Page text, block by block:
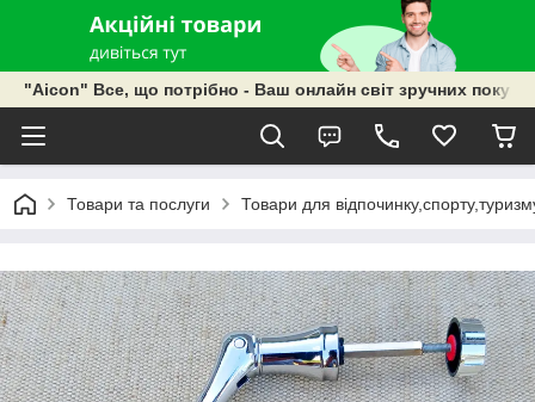
"Aicon" Все, що потрібно - Ваш онлайн світ зручних
Товари та послуги Товари для